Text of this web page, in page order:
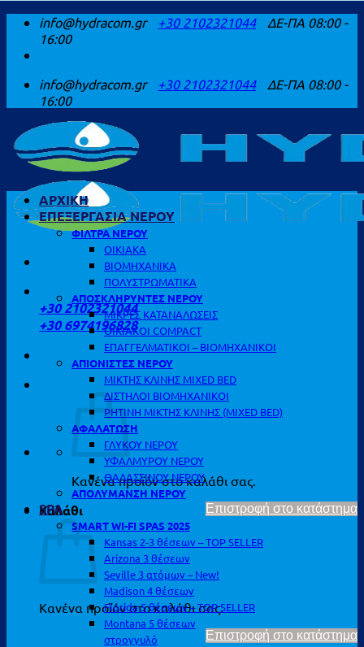
Μετάβαση
περιεχόμενο
info@hydracom.gr +30 2102321044
ΔΕ-ΠΑ 08:00 -
16:00
info@hydracom.gr +30 2102321044
ΔΕ-ΠΑ 08:00 -
16:00
ΚΑΛΕΣΤΕ ΜΑΣ
+30 2102321044
+30 6974196828
Κανένα προϊόν στο καλάθι σας.
Επιστροφή στο κατάστημα
Καλάθι
Κανένα προϊόν στο καλάθι σας.
Επιστροφή στο κατάστημα
ΑΡΧΙΚΗ
ΕΠΕΞΕΡΓΑΣΙΑ ΝΕΡΟΥ
ΦΙΛΤΡΑ ΝΕΡΟΥ
ΟΙΚΙΑΚΑ
ΒΙΟΜΗΧΑΝΙΚΑ
ΠΟΛΥΣΤΡΩΜΑΤΙΚΑ
ΑΠΟΣΚΛΗΡΥΝΤΕΣ ΝΕΡΟΥ
ΜΙΚΡΕΣ ΚΑΤΑΝΑΛΩΣΕΙΣ
ΟΙΚΙΑΚΟΙ COMPACT
ΕΠΑΓΓΕΛΜΑΤΙΚΟΙ – ΒΙΟΜΗΧΑΝΙΚΟΙ
ΑΠΙΟΝΙΣΤΕΣ ΝΕΡΟΥ
ΜΙΚΤΗΣ ΚΛΙΝΗΣ MIXED BED
ΔΙΣΤΗΛΟΙ ΒΙΟΜΗΧΑΝΙΚΟΙ
ΡΗΤΙΝΗ ΜΙΚΤΗΣ ΚΛΙΝΗΣ (MIXED BED)
ΑΦΑΛΑΤΩΣΗ
ΓΛΥΚΟΥ ΝΕΡΟΥ
ΥΦΑΛΜΥΡΟΥ ΝΕΡΟΥ
ΘΑΛΑΣΣΙΝΟΥ ΝΕΡΟΥ
ΑΠΟΛΥΜΑΝΣΗ ΝΕΡΟΥ
SPA
SMART WI-FI SPAS 2025
Kansas 2-3 θέσεων – TOP SELLER
Arizona 3 θέσεων
Seville 3 ατόμων – New!
Madison 4 θέσεων
Florida 5 θέσεων – TOP SELLER
Montana 5 θέσεων
στρογγυλό